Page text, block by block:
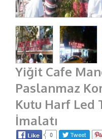
Yiğit Cafe
Paslanmaz
Kutu Harf Led
İmalatı